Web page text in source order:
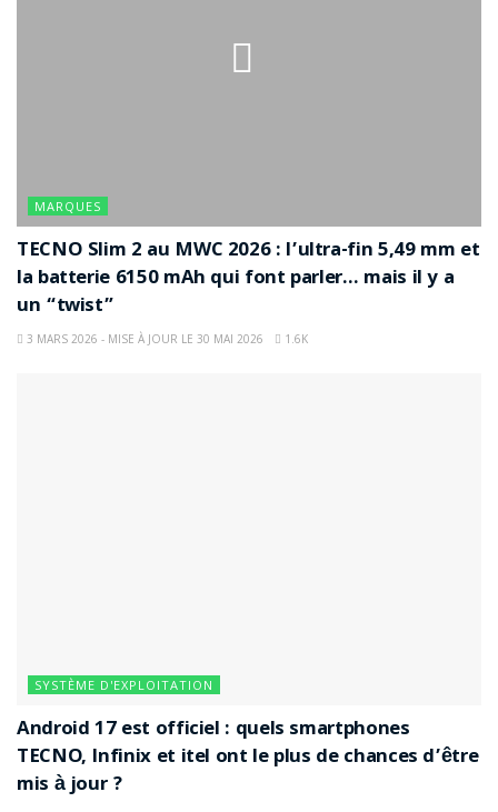
MARQUES
TECNO Slim 2 au MWC 2026 : l’ultra-fin 5,49 mm et
la batterie 6150 mAh qui font parler… mais il y a
un “twist”
3 MARS 2026 - MISE À JOUR LE 30 MAI 2026 1.6K
SYSTÈME D'EXPLOITATION
Android 17 est officiel : quels smartphones
TECNO, Infinix et itel ont le plus de chances d’être
mis à jour ?